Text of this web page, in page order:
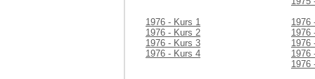
1976
1976
1976
1976
1976
1976 - Kurs 1
1976 - Kurs 2
1976 - Kurs 3
1976 - Kurs 4